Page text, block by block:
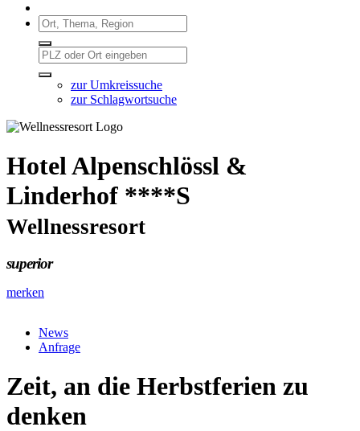
zur Umkreissuche
zur Schlagwortsuche
Hotel Alpenschlössl &
Linderhof ****S
Wellnessresort
superior
merken
News
Anfrage
Zeit, an die Herbstferien zu
denken